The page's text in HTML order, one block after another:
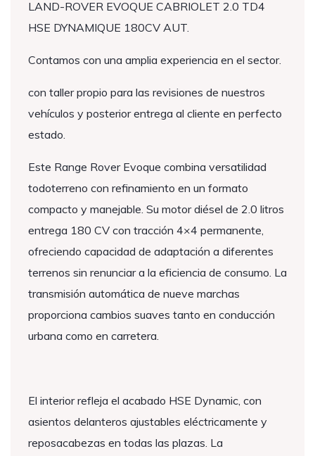
LAND-ROVER EVOQUE CABRIOLET 2.0 TD4
HSE DYNAMIQUE 180CV AUT.
Contamos con una amplia experiencia en el sector.
con taller propio para las revisiones de nuestros
vehículos y posterior entrega al cliente en perfecto
estado.
Este Range Rover Evoque combina versatilidad
todoterreno con refinamiento en un formato
compacto y manejable. Su motor diésel de 2.0 litros
entrega 180 CV con tracción 4×4 permanente,
ofreciendo capacidad de adaptación a diferentes
terrenos sin renunciar a la eficiencia de consumo. La
transmisión automática de nueve marchas
proporciona cambios suaves tanto en conducción
urbana como en carretera.
El interior refleja el acabado HSE Dynamic, con
asientos delanteros ajustables eléctricamente y
reposacabezas en todas las plazas. La